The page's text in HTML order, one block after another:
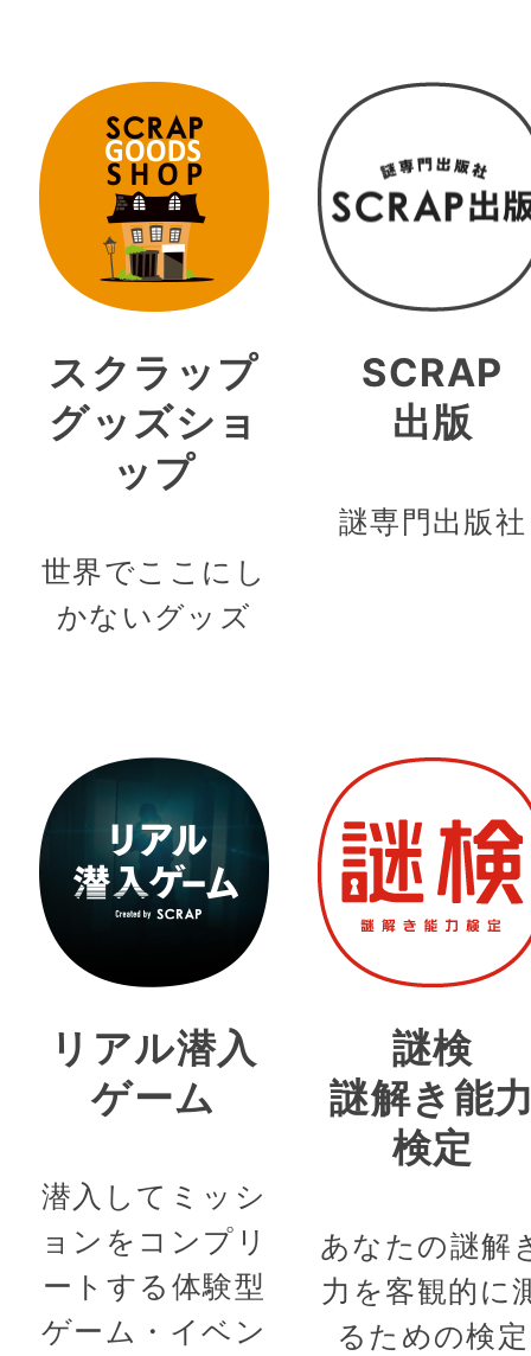
スクラップ
グッズショ
ップ
世界でここにし
かないグッズ
SCRAP
出版
謎専門出版社
リアル潜入
ゲーム
潜入してミッシ
ョンをコンプリ
ートする体験型
ゲーム・イベン
謎検
謎解き能
検定
あなたの謎解
力を客観的に
るための検定